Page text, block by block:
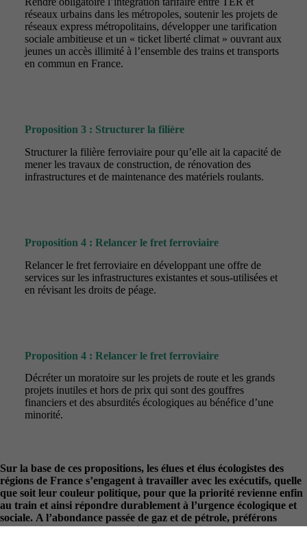
réseaux urbains dans les métropoles, soutenir les projets de
réseaux express métropolitains, développer une tarification
sociale ambitieuse et un « ticket liberté climat » ouvrant aux
jeunes un accès illimité à l’ensemble des trains et transports
en commun en France.
Proposition 3 : Structurer la filière
Structurer la filière ferroviaire pour qu’elle ait la capacité de
mener les travaux de construction, de rénovation des
infrastructures et de maintenance des matériels roulants.
Proposition 4 : Relancer le fret ferroviaire
Relancer le fret ferroviaire en développant une offre de
services sur les infrastructures existantes et sous-utilisées et
en révisant les droits de péage.
Proposition 4 : Relancer le fret ferroviaire
Décréter un moratoire sur les projets de route et les grands
projets inutiles et hors de prix qui sont des gouffres
financiers et des absurdités écologiques au bénéfice d’une
minorité.
Sur la base de ces propositions, les élues et élus écologistes des
régions de France s’engagent à travailler avec les exécutifs, quelle
que soit leur couleur politique, pour que la priorité revienne enfin
au train et ainsi répondre durablement à l’urgence écologique et
sociale. A l’abondance passée de gaz et de pétrole, préférons
désormais l’abondance de train et de mobilité durable !